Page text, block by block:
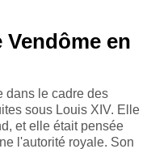
en
dans le cadre des
sous Louis XIV. Elle
et elle était pensée
l'autorité royale. Son